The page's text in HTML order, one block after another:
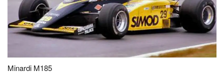
Minardi M185